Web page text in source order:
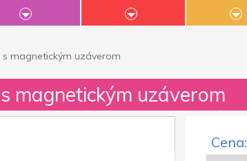
s magnetickým uzáverom
magnetickým uzáverom
Cena: